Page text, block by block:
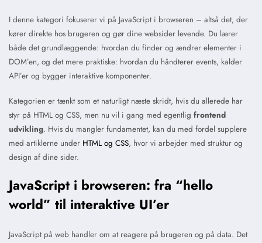
I denne kategori fokuserer vi på JavaScript i browseren – altså det, der
kører direkte hos brugeren og gør dine websider levende. Du lærer
både det grundlæggende: hvordan du finder og ændrer elementer i
DOM’en, og det mere praktiske: hvordan du håndterer events, kalder
API’er og bygger interaktive komponenter.
Kategorien er tænkt som et naturligt næste skridt, hvis du allerede har
styr på HTML og CSS, men nu vil i gang med egentlig frontend
udvikling. Hvis du mangler fundamentet, kan du med fordel supplere
med artiklerne under HTML og CSS, hvor vi arbejder med struktur og
design af dine sider.
JavaScript i browseren: fra “hello
world” til interaktive UI’er
JavaScript på web handler om at reagere på brugeren og på data. Det